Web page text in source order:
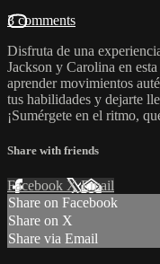
3 comments
Disfruta de una
Jackson y Carolina en
aprender movimientos
tus habilidades y dejarte
¡Sumérgete en el ritmo,
Share with friends
Facebook XEmail
Share on Facebook
Share on X
Share via Email